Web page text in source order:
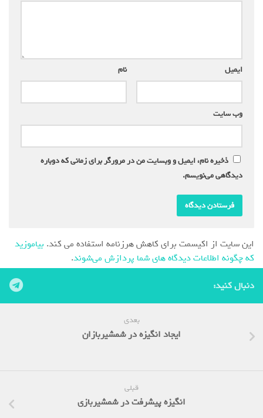
نام ایمیل
وب‌ سایت
ذخیره نام، ایمیل و وبسایت من در مرورگر برای زمانی که دوباره
دیدگاهی می‌نویسم.
این سایت از اکیسمت برای کاهش هرزنامه استفاده می کند. بیاموزید
که چگونه اطلاعات دیدگاه های شما پردازش می‌شوند.
دنبال کنید:
بعدی
ایجاد انگیزه در شمشیربازان
قبلی
انگیزه پیشرفت در شمشیربازی